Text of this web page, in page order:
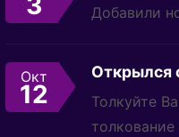
Добавили
Окт
12
Открылся
Толкуйте